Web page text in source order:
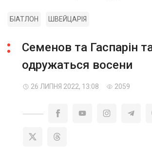
БІАТЛОН ШВЕЙЦАРІЯ
Семенов та Гаспарін
одружаться восени
26 ЛИПНЯ 2022, 13:08 2059